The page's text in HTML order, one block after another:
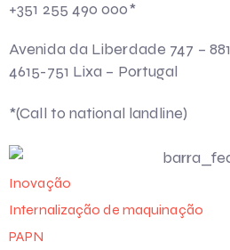
+351 255 490 000*
Avenida da Liberdade 747 – 881
4615-751 Lixa – Portugal
*(Call to national landline)
Inovação
Internalização de maquinação
PAPN